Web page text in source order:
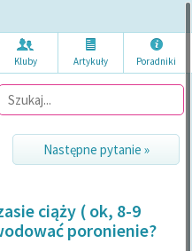
Kluby Artykuły Poradniki
Następne pytanie »
ciąży ( ok, 8-9
poronienie?